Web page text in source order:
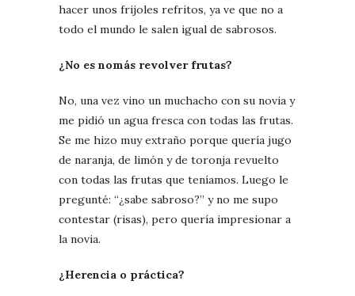
hacer unos frijoles refritos, ya ve que no a
todo el mundo le salen igual de sabrosos.
¿No es nomás revolver frutas?
No, una vez vino un muchacho con su novia y
me pidió un agua fresca con todas las frutas.
Se me hizo muy extraño porque quería jugo
de naranja, de limón y de toronja revuelto
con todas las frutas que teníamos. Luego le
pregunté: “¿sabe sabroso?” y no me supo
contestar (risas), pero quería impresionar a
la novia.
¿Herencia o práctica?